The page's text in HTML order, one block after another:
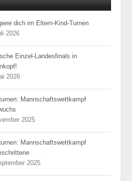
dich im Eltern-Kind-Turnen
2026
Einzel-Landesfinals in
2026
Mannschaftswettkampf
2025
Mannschaftswettkampf
2025